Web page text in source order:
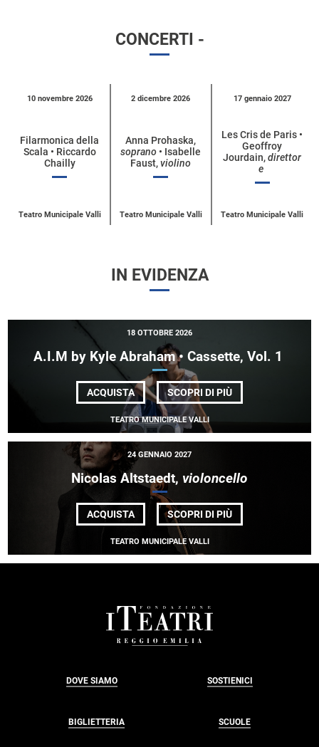
CONCERTI -
categoria
10 novembre 2026
Filarmonica della
Scala • Riccardo
Chailly
Teatro Municipale Valli
2 dicembre 2026
Anna Prohaska,
soprano • Isabelle
Faust,violino
Teatro Municipale Valli
17 gennaio 2027
Les Cris de Paris •
Geoffroy
Jourdain,direttor
e
Teatro Municipale Valli
IN EVIDENZA
18 OTTOBRE 2026
A.I.M by Kyle Abraham • Cassette, Vol. 1
ACQUISTA SCOPRI DI PIÙDI
A.I.M
ABRAHAM
•
TEATRO MUNICIPALE VALLI
24 GENNAIO 2027
Nicolas Altstaedt, violoncello
ACQUISTA SCOPRI DI PIÙDI
NICOLAS
VIOLONCELLO
</EM>
TEATRO MUNICIPALE VALLI
DOVE SIAMO SOSTIENICI
BIGLIETTERIA SCUOLE